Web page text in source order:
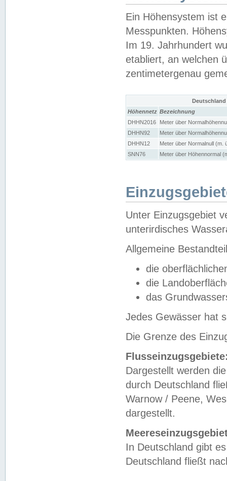
Ein Höhensystem ist
Messpunkten.
Im 19. Jahrhundert
etabliert, an welchen
zentimetergenau
Höhennetz Bezeichnung
DHHN2016
Meter über
DHHN92
Meter über
DHHN12
Meter über Normalnull (m.
SNN76
Meter über Höhennormal
Unter Einzugsgebiet
unterirdisches
Allgemeine
die
die
das
Jedes Gewässer hat
Die Grenze des
Dargestellt werden
durch Deutschland
Warnow / Peene,
dargestellt.
In Deutschland gibt
Deutschland fließt